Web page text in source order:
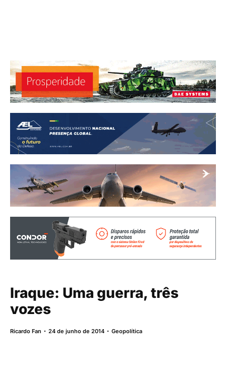
Iraque: Uma guerra, três
vozes
Ricardo Fan 24 de junho de 2014 Geopolítica